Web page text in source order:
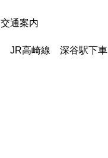
交通案内
JR高崎線 深谷駅下車